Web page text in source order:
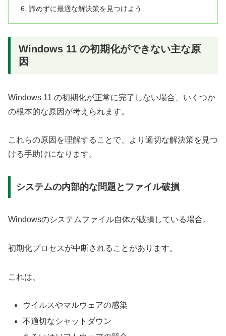
諦めずに最適な解決策を見つけよう
Windows 11 の初期化ができない主な原
因
Windows 11 の初期化が正常に完了しない場合、いくつか
の根本的な原因が考えられます。
これらの原因を理解することで、より適切な解決策を見つ
ける手助けになります。
システムの内部的な問題とファイル破損
Windowsのシステムファイル自体が破損している場合。
初期化プロセスが中断されることがあります。
これは、
ウイルスやマルウェアの感染
不適切なシャットダウン